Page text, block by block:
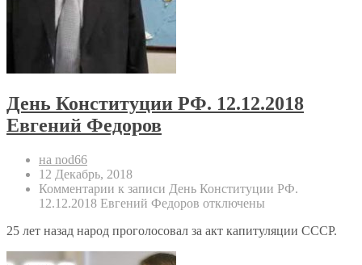
День Конституции РФ. 12.12.2018
Евгений Федоров
на nod66
12 Декабрь, 2018
Комментарии к записи День Конституции РФ.
12.12.2018 Евгений Федоров отключены
25 лет назад народ проголосовал за акт капитуляции СССР.